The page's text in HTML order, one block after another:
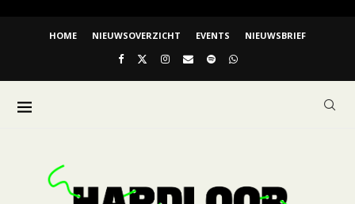
HOME NIEUWSOVERZICHT EVENTS NIEUWSBRIEF